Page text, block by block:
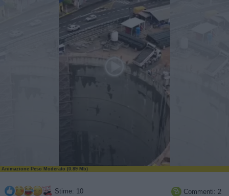
Animazione Peso Moderato (0.89 Mb)
Stime: 10  Commenti: 2